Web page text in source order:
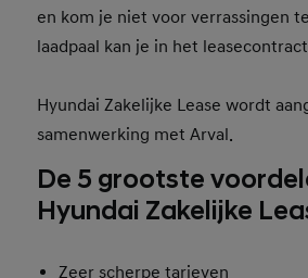
en kom je niet voor verrassingen
laadpaal kan je in het
Hyundai Zakelijke Lease wordt
samenwerking met Arval.
De 5 grootste
Hyundai Zakelijke
Zeer scherpe tarieven